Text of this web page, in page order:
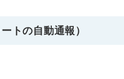
トの自動通報）